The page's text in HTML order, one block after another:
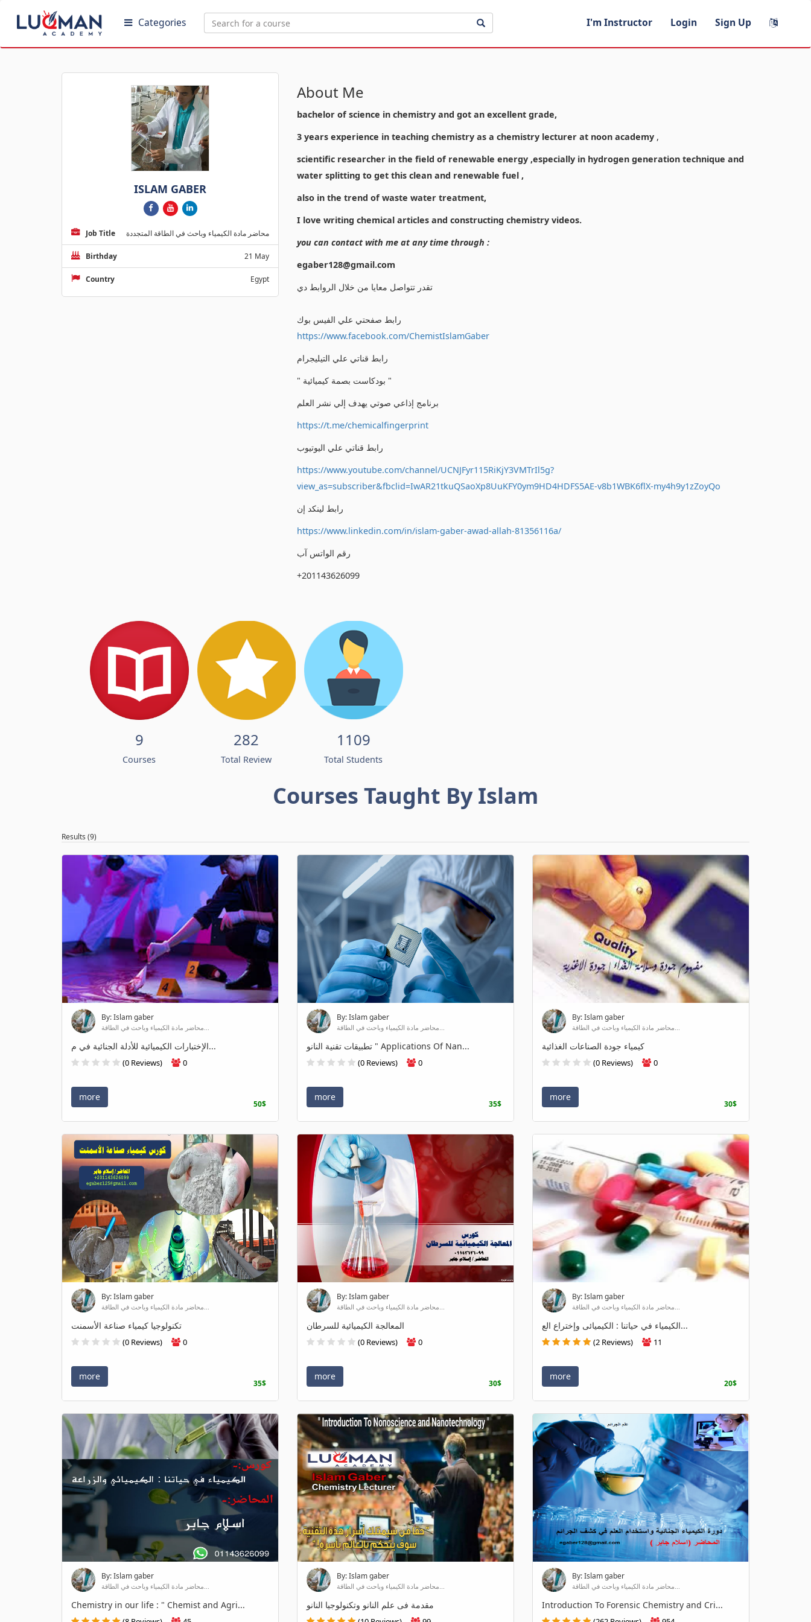
Categories I'm Instructor Login Sign Up
ISLAM GABER
Job Title محاضر مادة الكيمياء وباحث في الطاقة المتجددة
Birthday 21 May
Country Egypt
About Me
bachelor of science in chemistry and got an excellent grade,
3 years experience in teaching chemistry as a chemistry lecturer at noon academy ,
scientific researcher in the field of renewable energy ,especially in hydrogen generation technique and
water splitting to get this clean and renewable fuel ,
also in the trend of waste water treatment,
I love writing chemical articles and constructing chemistry videos.
you can contact with me at any time through :
egaber128@gmail.com
تقدر تتواصل معايا من خلال الروابط دي
رابط صفحتي علي الفيس بوك
https://www.facebook.com/ChemistIslamGaber
رابط قناتي علي التيليجرام
" بودكاست بصمة كيميائية "
برنامج إذاعي صوتي يهدف إلي نشر العلم
https://t.me/chemicalfingerprint
رابط قناتي علي اليوتيوب
https://www.youtube.com/channel/UCNJFyr115RiKjY3VMTrIl5g?
view_as=subscriber&fbclid=IwAR21tkuQSaoXp8UuKFY0ym9HD4HDFS5AE-v8b1WBK6flX-my4h9y1zZoyQo
رابط لينكد إن
https://www.linkedin.com/in/islam-gaber-awad-allah-81356116a/
رقم الواتس آب
+201143626099
9
Courses
282
Total Review
1109
Total Students
Courses Taught By Islam
Results (9)
By: Islam gaber
الإختبارات الكيميائية للأدلة الجنائية في م...
(0 Reviews) 0
more
50$
By: Islam gaber
تطبيقات تقنية النانو " Applications Of Nan...
(0 Reviews) 0
more
35$
By: Islam gaber
كيمياء جودة الصناعات الغذائية
(0 Reviews) 0
more
30$
By: Islam gaber
تكنولوجيا كيمياء صناعة الأسمنت
(0 Reviews) 0
more
35$
By: Islam gaber
المعالجة الكيميائية للسرطان
(0 Reviews) 0
more
30$
By: Islam gaber
الكيمياء في حياتنا : الكيميائى وإختراع الع...
(2 Reviews) 11
more
20$
By: Islam gaber
Chemistry in our life : " Chemist and Agri...
By: Islam gaber
مقدمة فى علم النانو وتكنولوجيا النانو
By: Islam gaber
Introduction To Forensic Chemistry and Cri...